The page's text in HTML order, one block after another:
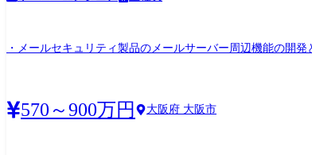
・メールセキュリティ製品のメールサーバー周辺機能の開
570～900万円 大阪府 大阪市